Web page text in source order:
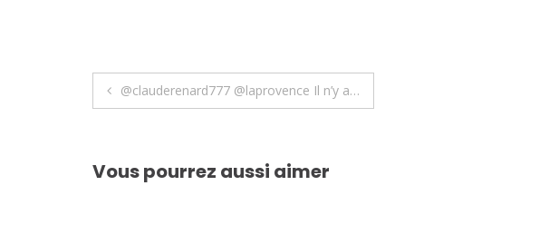
Navigation
l’article
@clauderenard777 @laprovence Il n’y a…
Vous pourrez aussi aimer